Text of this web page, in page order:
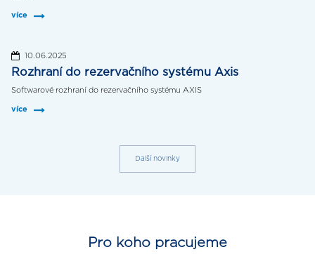
více
10.06.2025
Rozhraní do rezervačního systému Axis
Softwarové rozhraní do rezervačního systému AXIS
více
Další novinky
Pro koho pracujeme